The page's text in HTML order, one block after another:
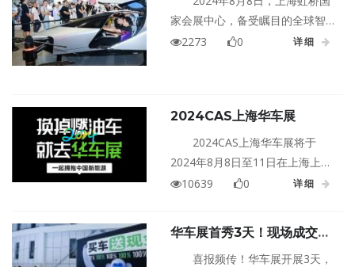
爆！爆！
家会展中心，备受瞩目的全球智
能汽车年度大展——CAS华车
电！
2273 0 详细
2024CAS上海华车展
2024CAS上海华车展将于
2024年8月8日至11日在上海上海
国家会展中心盛大举行！
10639 0 详细
华车展首秀3天！现场成交
1.849亿
喜报频传！华车展开展3天，